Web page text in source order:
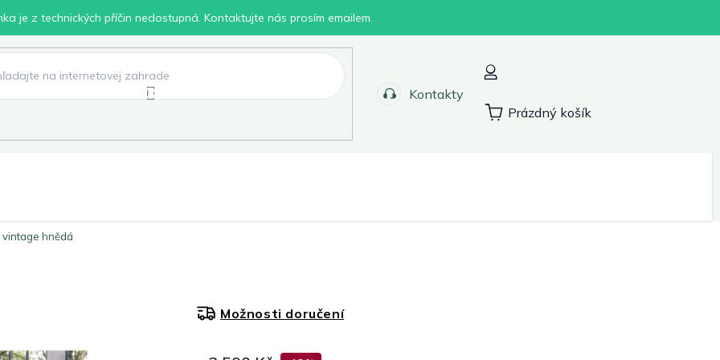
je z technických příčin nedostupná. Kontaktujte nás prosím emailem.
Kontakty
Nákupní
Prázdný košík
hnědá
Možnosti doručení